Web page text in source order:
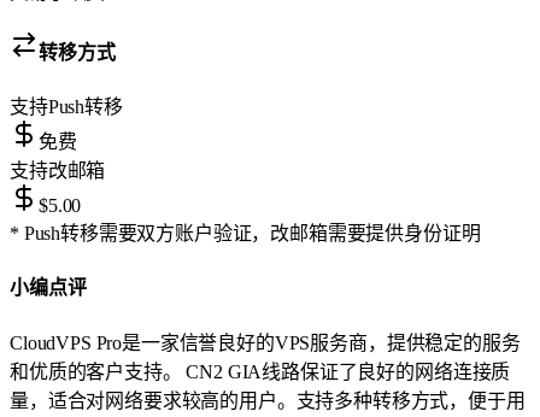
转移方式
支持Push转移
免费
支持改邮箱
$5.00
* Push转移需要双方账户验证，改邮箱需要提供身份证明
小编点评
CloudVPS Pro是一家信誉良好的VPS服务商，提供稳定的服务
和优质的客户支持。 CN2 GIA线路保证了良好的网络连接质
量，适合对网络要求较高的用户。支持多种转移方式，便于用